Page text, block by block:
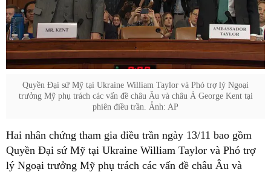
Quyền Đại sứ Mỹ tại Ukraine William Taylor và Phó trợ lý Ngoại
trưởng Mỹ phụ trách các vấn đề châu Âu và châu Á George Kent tại
phiên điều trần. Ảnh: AP
Hai nhân chứng tham gia điều trần ngày 13/11 bao gồm
Quyền Đại sứ Mỹ tại Ukraine William Taylor và Phó trợ
lý Ngoại trưởng Mỹ phụ trách các vấn đề châu Âu và